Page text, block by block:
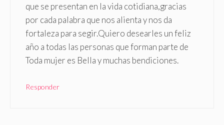
que se presentan en la vida cotidiana,gracias
por cada palabra que nos alienta y nos da
fortaleza para segir.Quiero desearles un feliz
año a todas las personas que forman parte de
Toda mujer es Bella y muchas bendiciones.
Responder